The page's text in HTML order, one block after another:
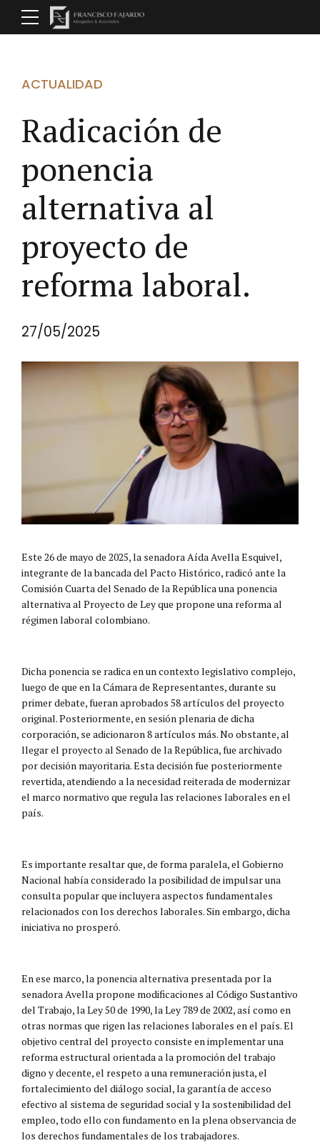
ACTUALIDAD
Radicación de
ponencia
alternativa al
proyecto de
reforma laboral.
27/05/2025
Este 26 de mayo de 2025, la senadora Aída Avella Esquivel,
integrante de la bancada del Pacto Histórico, radicó ante la
Comisión Cuarta del Senado de la República una ponencia
alternativa al Proyecto de Ley que propone una reforma al
régimen laboral colombiano.
Dicha ponencia se radica en un contexto legislativo complejo,
luego de que en la Cámara de Representantes, durante su
primer debate, fueran aprobados 58 artículos del proyecto
original. Posteriormente, en sesión plenaria de dicha
corporación, se adicionaron 8 artículos más. No obstante, al
llegar el proyecto al Senado de la República, fue archivado
por decisión mayoritaria. Esta decisión fue posteriormente
revertida, atendiendo a la necesidad reiterada de modernizar
el marco normativo que regula las relaciones laborales en el
país.
Es importante resaltar que, de forma paralela, el Gobierno
Nacional había considerado la posibilidad de impulsar una
consulta popular que incluyera aspectos fundamentales
relacionados con los derechos laborales. Sin embargo, dicha
iniciativa no prosperó.
En ese marco, la ponencia alternativa presentada por la
senadora Avella propone modificaciones al Código Sustantivo
del Trabajo, la Ley 50 de 1990, la Ley 789 de 2002, así como en
otras normas que rigen las relaciones laborales en el país. El
objetivo central del proyecto consiste en implementar una
reforma estructural orientada a la promoción del trabajo
digno y decente, el respeto a una remuneración justa, el
fortalecimiento del diálogo social, la garantía de acceso
efectivo al sistema de seguridad social y la sostenibilidad del
empleo, todo ello con fundamento en la plena observancia de
los derechos fundamentales de los trabajadores.